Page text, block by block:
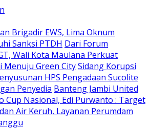
Brigadir EWS, Lima Oknum
Sanksi PTDH Dari Forum
Wali Kota Maulana Perkuat
Menuju Green CitySidang Korupsi
HPS Pengadaan Sucolite
Penyedia Banteng Jambi United
Cup Nasional, Edi Purwanto : Target
Air Keruh, Layanan Perumdam